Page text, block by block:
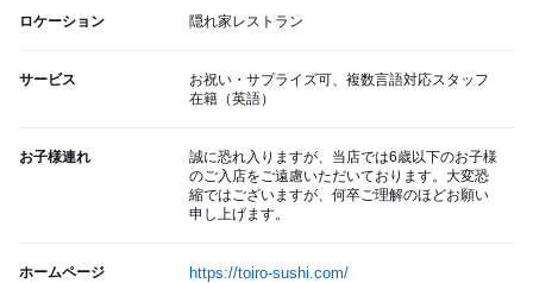
ロケーション 隠れ家レストラン
サービス
お祝い・サプライズ可、複数言語対応スタッフ
在籍（英語）
お子様連れ
誠に恐れ入りますが、当店では6歳以下のお子様
のご入店をご遠慮いただいております。大変恐
縮ではございますが、何卒ご理解のほどお願い
申し上げます。
ホームページ https://toiro-sushi.com/